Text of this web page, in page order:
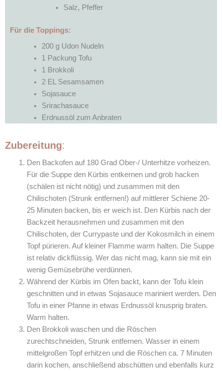
Salz, Pfeffer
Für die Toppings:
200 g Udon Nudeln
1 Packung Tofu
1 Brokkoli
2 EL Sesamsamen
Sojasauce
Srirachasauce
Erdnussöl zum Anbraten
Zubereitung:
Den Backofen auf 180 Grad Ober-/ Unterhitze vorheizen.
Für die Suppe den Kürbis entkernen und grob hacken
(schälen ist nicht nötig) und zusammen mit den
Chilischoten (Strunk entfernen!) auf mittlerer Schiene 20-
25 Minuten backen, bis er weich ist. Den Kürbis nach der
Backzeit herausnehmen und zusammen mit den
Chilischoten, der Currypaste und der Kokosmilch in einem
Topf pürieren. Auf kleiner Flamme warm halten. Die Suppe
ist relativ dickflüssig. Wer das nicht mag, kann sie mit ein
wenig Gemüsebrühe verdünnen.
Während der Kürbis im Ofen backt, kann der Tofu klein
geschnitten und in etwas Sojasauce mariniert werden. Den
Tofu in einer Pfanne in etwas Erdnussöl knusprig braten.
Warm halten.
Den Brokkoli waschen und die Röschen
zurechtschneiden, Strunk entfernen. Wasser in einem
mittelgroßen Topf erhitzen und die Röschen ca. 7 Minuten
darin kochen, anschließend abschütten und ebenfalls kurz